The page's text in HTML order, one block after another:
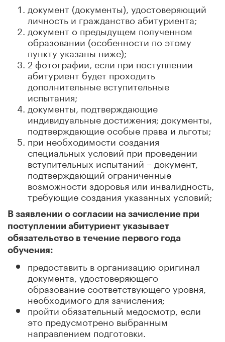
документ (документы), удостоверяющий
личность и гражданство абитуриента;
документ о предыдущем полученном
образовании (особенности по этому
пункту указаны ниже);
2 фотографии, если при поступлении
абитуриент будет проходить
дополнительные вступительные
испытания;
документы, подтверждающие
индивидуальные достижения; документы,
подтверждающие особые права и льготы;
при необходимости создания
специальных условий при проведении
вступительных испытаний – документ,
подтверждающий ограниченные
возможности здоровья или инвалидность,
требующие создания указанных условий;
В заявлении о согласии на зачисление при
поступлении абитуриент указывает
обязательство в течение первого года
обучения:
предоставить в организацию оригинал
документа, удостоверяющего
образование соответствующего уровня,
необходимого для зачисления;
пройти обязательный медосмотр, если
это предусмотрено выбранным
направлением подготовки.